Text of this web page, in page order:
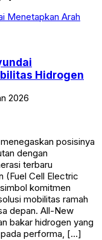
Hidrogen
2026
posisinya
dengan
terbaru
(Fuel Cell Electric
komitmen
mobilitas ramah
depan. All-New
bakar hidrogen yang
performa, […]